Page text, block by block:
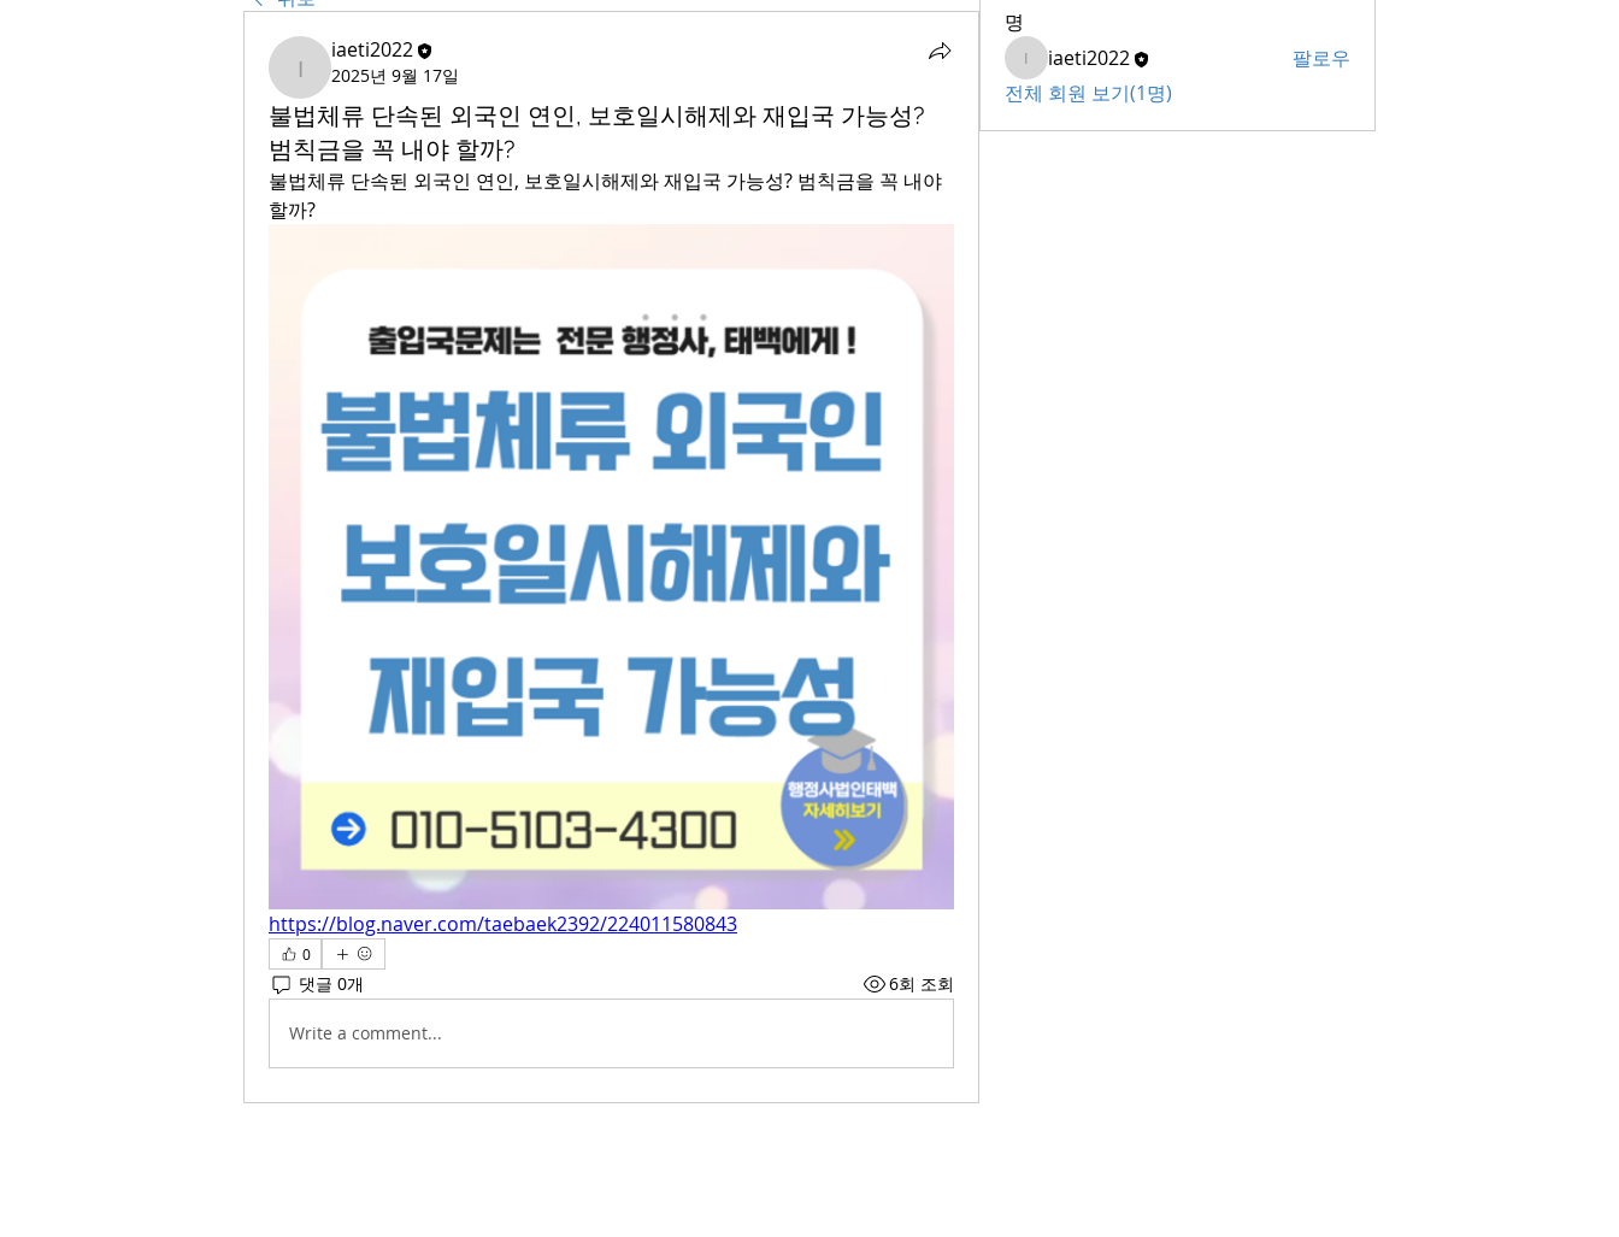
iaeti2022
iaeti2022
2025년 9월 17일
불법체류 단속된 외국인 연인, 보호일시해제와 재입국 가능성?
범칙금을 꼭 내야 할까?
불법체류 단속된 외국인 연인, 보호일시해제와 재입국 가능성? 범칙금을 꼭 내야
할까?
https://blog.naver.com/taebaek2392/224011580843
0
댓글 0개 6회 조회
Write a comment...
명
iaeti2022
iaeti2022
팔로우
전체 회원 보기(1명)